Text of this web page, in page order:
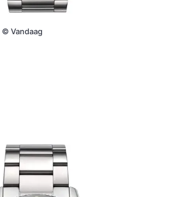
© Vandaag